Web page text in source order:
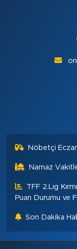
Nöbetçi
Namaz
TFF 2.Lig
Puan Durumu ve
Son Dakika